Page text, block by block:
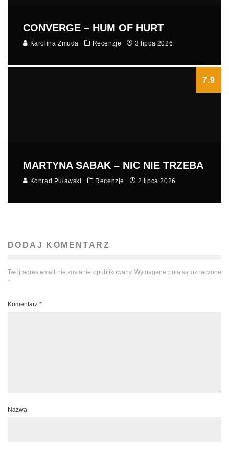
CONVERGE – HUM OF HURT
Karolina Żmuda Recenzje 3 lipca 2026
7.9
MARTYNA SABAK – NIC NIE TRZEBA
Konrad Puławski Recenzje 2 lipca 2026
DODAJ KOMENTARZ
Twój adres email nie zostanie opublikowany. Wymagane pola są oznaczone
*
Komentarz *
Nazwa